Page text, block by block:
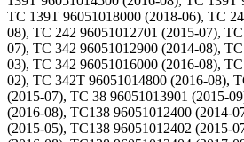
TC 139T 96051018000 (2018-06), TC
08), TC 242 96051012701 (2015-07),
07), TC 342 96051012900 (2014-08),
03), TC 342 96051016000 (2016-08),
02), TC 342T 96051014800 (2016-08),
(2015-07), TC 38 96051013901 (2015-
(2016-08), TC138 96051012400 (2014-
(2015-05), TC138 96051012402 (2015-